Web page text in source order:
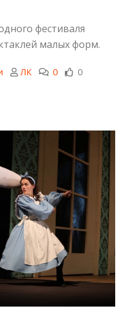
фестиваля
малых форм.
ЛК 0 0